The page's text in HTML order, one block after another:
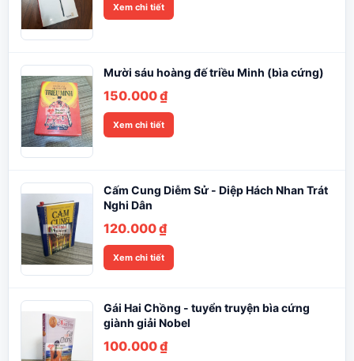
Xem chi tiết
Mười sáu hoàng đế triều Minh (bìa cứng)
150.000₫
Xem chi tiết
Cấm Cung Diễm Sử - Diệp Hách Nhan Trát
Nghi Dân
120.000₫
Xem chi tiết
Gái Hai Chồng - tuyển truyện bìa cứng
giành giải Nobel
100.000₫